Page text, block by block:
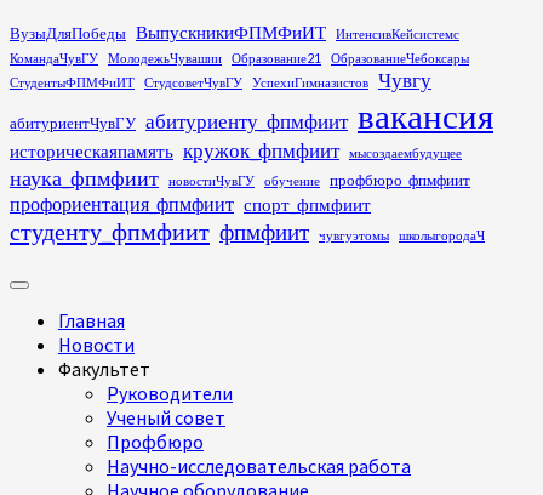
Перейти
к
содержимому
ВузыДляПобеды ВыпускникиФПМФиИТ
ИнтенсивКейсистемс
КомандаЧувГУ
МолодежьЧувашии Образование21
ОбразованиеЧебоксары
СтудентыФПМФиИТ
СтудсоветЧувГУ УспехиГимназистов Чувгу
абитуриентЧувГУ абитуриенту_фпмфиит вакансия
историческаяпамять кружок_фпмфиит мысоздаембудущее
наука_фпмфиит новостиЧувГУ обучение профбюро_фпмфиит
профориентация_фпмфиит спорт_фпмфиит
студенту_фпмфиит фпмфиит чувгуэтомы школыгородаЧ
Основное
Главная
Новости
Факультет
Руководители
Ученый совет
Профбюро
Научно-исследовательская работа
Научное оборудование